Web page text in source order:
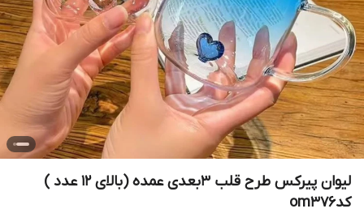
لیوان پیرکس طرح قلب 3بعدی عمده (بالای 12 عدد )
کدom376